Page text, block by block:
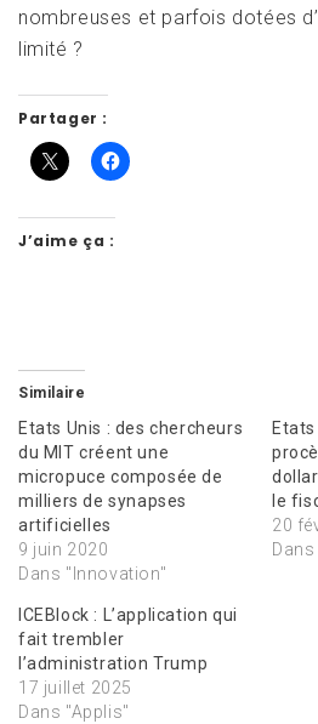
nombreuses et parfois dotées
limité ?
Partager :
J’aime ça :
Similaire
Etats Unis : des chercheurs
du MIT créent une
micropuce composée de
milliers de synapses
artificielles
9 juin 2020
Dans "Innovation"
le
20
ICEBlock : L’application qui
fait trembler
l’administration Trump
17 juillet 2025
Dans "Applis"